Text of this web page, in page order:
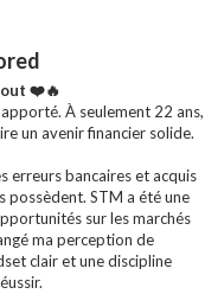
❤️🔥
À seulement 22 ans,
un avenir financier solide.
erreurs bancaires et acquis
possèdent. STM a été une
sur les marchés
ma perception de
clair et une discipline